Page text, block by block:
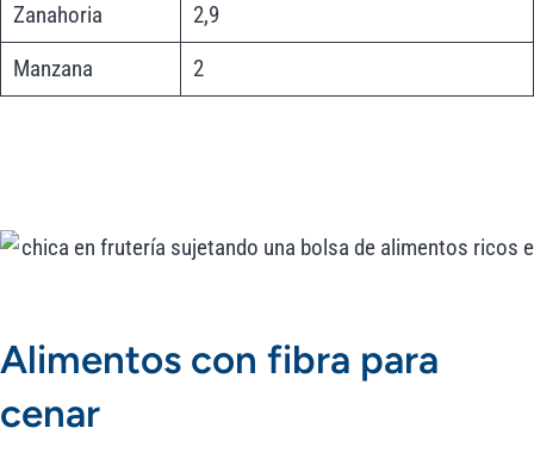
Zanahoria
2,9
Manzana
2
Alimentos con fibra para
cenar